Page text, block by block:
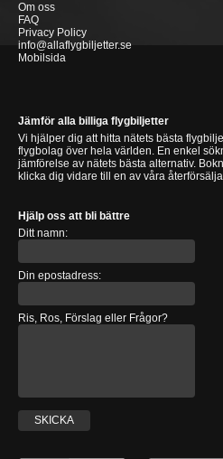
Om oss
FAQ
Privacy Policy
info@allaflygbiljetter.se
Mobilsida
Jämför alla billiga flygbiljetter
Vi hjälper dig att hitta nätets bästa
flygbolag över hela världen. En enkel
jämförelse av nätets bästa alternativ.
klicka dig vidare till en av våra
Hjälp oss att bli bättre
Ditt namn:
Din epostadress:
Ris, Ros, Förslag eller Frågor?
SKICKA